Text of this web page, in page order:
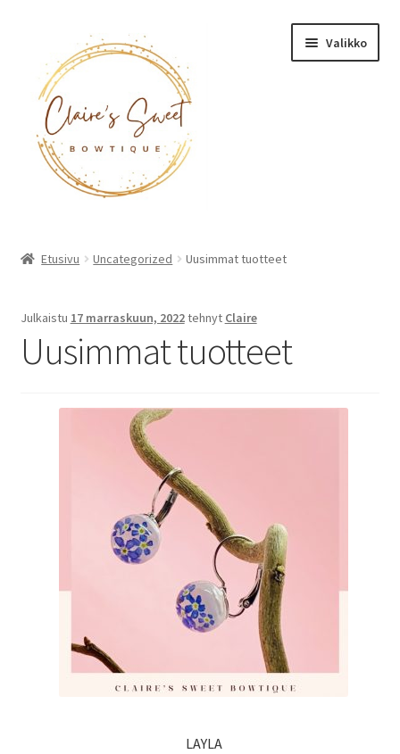
navigointiin
sisältöön
Valikko
Etusivu Uncategorized Uusimmat tuotteet
Julkaistu 17 marraskuun, 2022tehnyt Claire
Uusimmat tuotteet
LAYLA